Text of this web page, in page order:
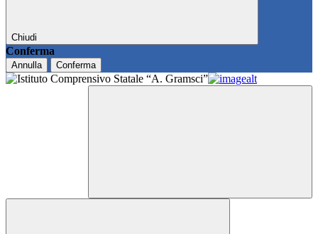
Chiudi
Conferma
Annulla Conferma